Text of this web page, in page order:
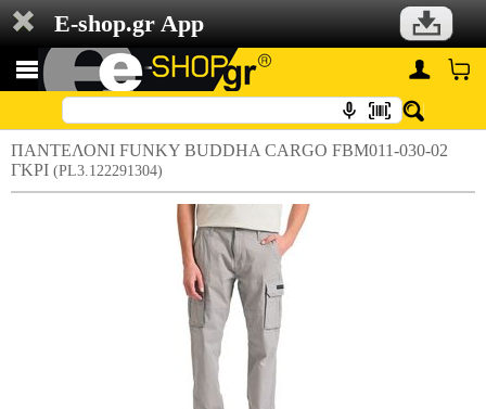
E-shop.gr App
ΠΑΝΤΕΛΟΝΙ FUNKY BUDDHA CARGO FBM011-030-02
ΓΚΡΙ (PL3.122291304)